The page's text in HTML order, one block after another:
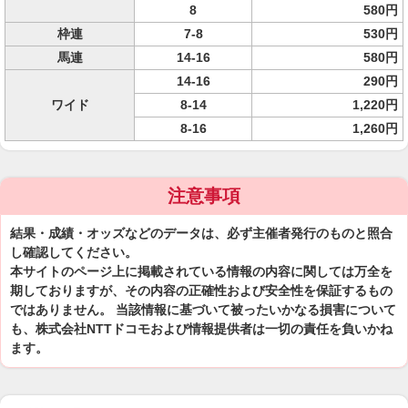
8
580円
枠連
7-8
530円
馬連
14-16 580円
ワイド
14-16
290円
8-14
1,220円
8-16
1,260円
注意事項
結果・成績・オッズなどのデータは、必ず主催者発行のものと照合
し確認してください。
本サイトのページ上に掲載されている情報の内容に関しては万全を
期しておりますが、その内容の正確性および安全性を保証するもの
ではありません。 当該情報に基づいて被ったいかなる損害について
も、株式会社NTTドコモおよび情報提供者は一切の責任を負いかね
ます。